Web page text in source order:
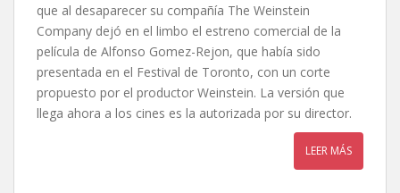
que al desaparecer su compañía The Weinstein
Company dejó en el limbo el estreno comercial de la
película de Alfonso Gomez-Rejon, que había sido
presentada en el Festival de Toronto, con un corte
propuesto por el productor Weinstein. La versión que
llega ahora a los cines es la autorizada por su director.
LEER MÁS